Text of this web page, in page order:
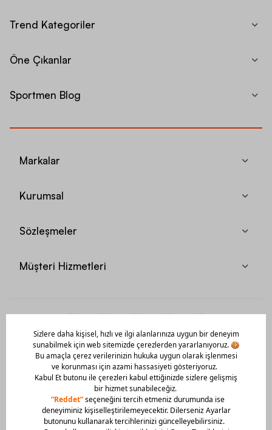
Trend Kategoriler
Öne Çıkanlar
Sportmen Blog
Markalar
Kurumsal
Sözleşmeler
Müşteri Hizmetleri
Mobil Uygulamamızı Hemen İndir!